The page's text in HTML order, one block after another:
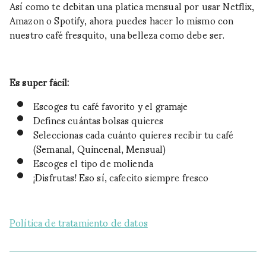
Así como te debitan una platica mensual por usar Netflix,
Amazon o Spotify, ahora puedes hacer lo mismo con
nuestro café fresquito, una belleza como debe ser.
Es super fácil:
Escoges tu café favorito y el gramaje
Defines cuántas bolsas quieres
Seleccionas cada cuánto quieres recibir tu café
(Semanal, Quincenal, Mensual)
Escoges el tipo de molienda
¡Disfrutas! Eso sí, cafecito siempre fresco
Política de tratamiento de datos